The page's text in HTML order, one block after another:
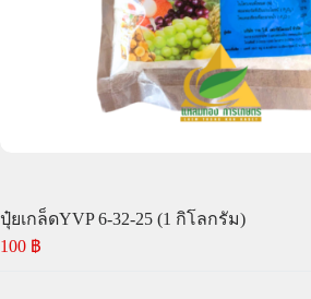
ปุ๋ยเกล็ดYVP 6-32-25 (1 กิโลกรัม)
100 ฿